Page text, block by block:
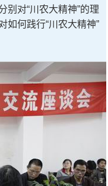
别对“川农大精神”的理
如何践行“川农大精神”